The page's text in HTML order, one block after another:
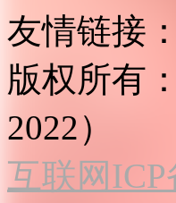
友情链接：
版权所有：
2022）
互联网ICP